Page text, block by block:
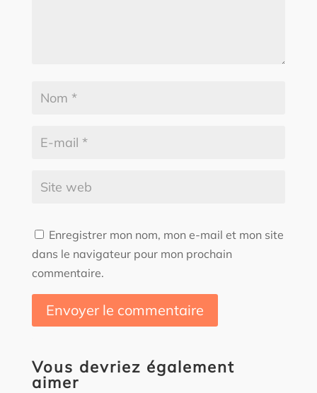
Enregistrer mon nom, mon e-mail et mon site
dans le navigateur pour mon prochain
commentaire.
Envoyer le commentaire
Vous devriez également
aimer